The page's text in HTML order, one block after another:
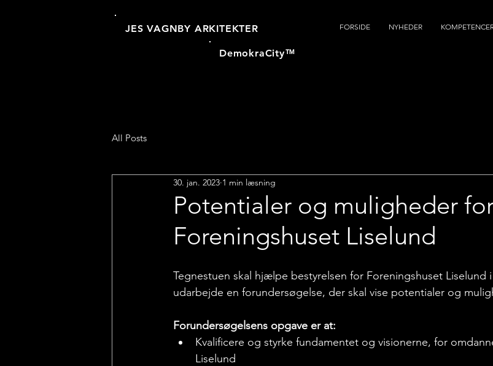
DemokraCity™
JES VAGNBY ARKITEKTER FORSIDE NYHEDER
All Posts
Potentialer og muligheder
Foreningshuset Liselund
30. jan. 2023 1 min læsning
Tegnestuen skal hjælpe bestyrelsen for Foreningshuset Liselund
udarbejde en forundersøgelse, der skal vise potentialer og
Forundersøgelsens opgave er at:
Kvalificere og styrke fundamentet og visionerne, for
Liselund